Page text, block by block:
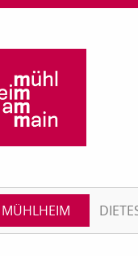
MÜHLHEIM